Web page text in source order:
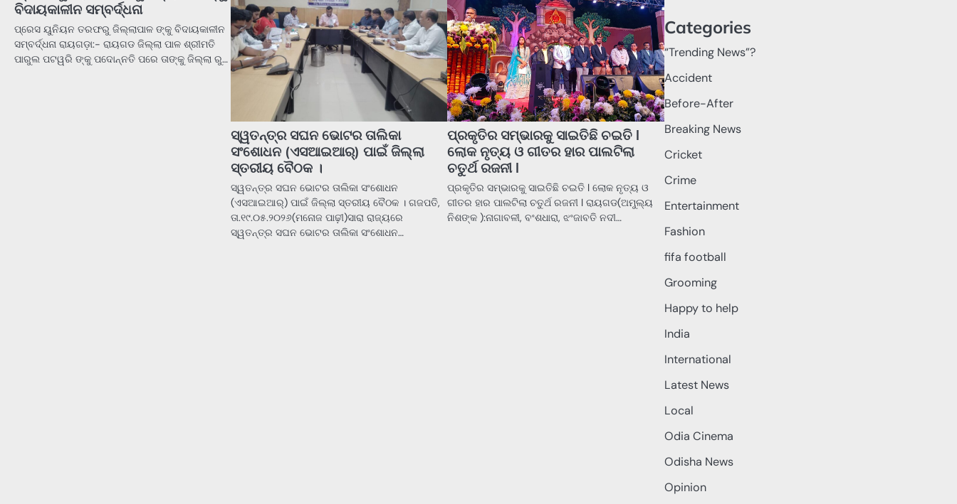
ବିଦାୟକାଳୀନ ସମ୍ବର୍ଦ୍ଧନା
ପ୍ରେସ ୟୁନିୟନ ତରଫରୁ ଜିଲ୍ଲାପାଳ ଙ୍କୁ ବିଦାୟକାଳୀନ
ସମ୍ବର୍ଦ୍ଧନା ରାୟଗଡ଼ା:- ରାୟଗଡ ଜିଲ୍ଲା ପାଳ ଶ୍ରୀମତି
ପାରୁଲ ପଟୱରି ଙ୍କୁ ପଦୋନ୍ନତି ପରେ ତାଙ୍କୁ ଜିଲ୍ଲା ରୁ…
ସ୍ୱତନ୍ତ୍ର ସଘନ ଭୋଟର ତାଲିକା
ସଂଶୋଧନ (ଏସଆଇଆର୍) ପାଇଁ ଜିଲ୍ଲା
ସ୍ତରୀୟ ବୈଠକ ।
ସ୍ୱତନ୍ତ୍ର ସଘନ ଭୋଟର ତାଲିକା ସଂଶୋଧନ
(ଏସଆଇଆର୍) ପାଇଁ ଜିଲ୍ଲା ସ୍ତରୀୟ ବୈଠକ । ଗଜପତି,
ତା.୧୯.୦୫.୨୦୨୬(ମନୋଜ ପାଢ଼ୀ)ସାରା ରାଜ୍ୟରେ
ସ୍ୱତନ୍ତ୍ର ସଘନ ଭୋଟର ତାଲିକା ସଂଶୋଧନ…
ପ୍ରକୃତିର ସମ୍ଭାରକୁ ସାଇତିଛି ଚଇତି l
ଲୋକ ନୃତ୍ୟ ଓ ଗୀତର ହାର ପାଲଟିଲା
ଚତୁର୍ଥ ରଜନୀ l
ପ୍ରକୃତିର ସମ୍ଭାରକୁ ସାଇତିଛି ଚଇତି l ଲୋକ ନୃତ୍ୟ ଓ
ଗୀତର ହାର ପାଲଟିଲା ଚତୁର୍ଥ ରଜନୀ l ରାୟଗଡ(ଅମୁଲ୍ୟ
ନିଶଙ୍କ ):ନାଗାବଳୀ, ବଂଶଧାରା, ଝଂଜାବତି ନଦୀ…
Categories
“Trending News”?
Accident
Before-After
Breaking News
Cricket
Crime
Entertainment
Fashion
fifa football
Grooming
Happy to help
India
International
Latest News
Local
Odia Cinema
Odisha News
Opinion